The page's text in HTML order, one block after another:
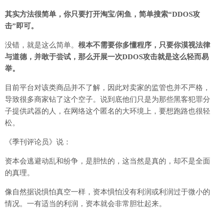
其实方法很简单，你只要打开淘宝/闲鱼，简单搜索“DDOS攻
击”即可。
没错，就是这么简单。 根本不需要你多懂程序，只要你漠视法律
与道德，并敢于尝试，那么开展一次DDOS攻击就是这么轻而易
举。
目前平台对该类商品并不了解，因此对卖家的监管也并不严格，
导致很多商家钻了这个空子。说到底他们只是为那些黑客犯罪分
子提供武器的人，在网络这个匿名的大环境上，要想跑路也很轻
松。
《季刊评论员》说：
资本会逃避动乱和纷争，是胆怯的，这当然是真的，却不是全面
的真理。
像自然据说惧怕真空一样，资本惧怕没有利润或利润过于微小的
情况。一有适当的利润，资本就会非常胆壮起来。